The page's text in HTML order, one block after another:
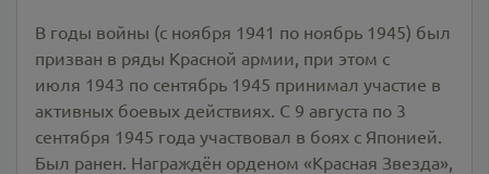
В годы войны (с ноября 1941 по ноябрь 1945) был
призван в ряды Красной армии, при этом с
июля 1943 по сентябрь 1945 принимал участие в
активных боевых действиях. С 9 августа по 3
сентября 1945 года участвовал в боях с Японией.
Был ранен. Награждён орденом «Красная Звезда»,